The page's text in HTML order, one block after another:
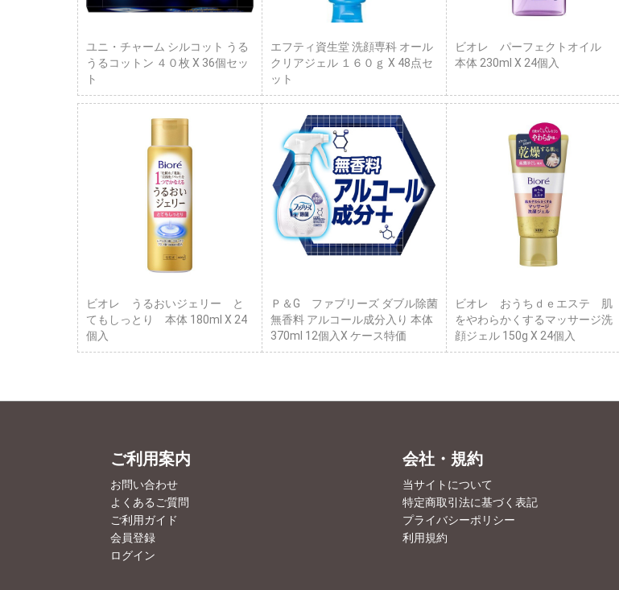
ユニ・チャーム シルコット うる
うるコットン ４０枚 X 36個セッ
ト
エフティ資生堂 洗顔専科 オール
クリアジェル １６０ｇ X 48点セ
ット
ビオレ パーフェクトオイル
本体 230ml X 24個入
ビオレ うるおいジェリー と
てもしっとり 本体 180ml X 24
個入
Ｐ＆G ファブリーズ ダブル除菌
無香料 アルコール成分入り 本体
370ml 12個入X ケース特価
ビオレ おうちｄｅエステ 肌
をやわらかくするマッサージ洗
顔ジェル 150g X 24個入
ご利用案内
お問い合わせ
よくあるご質問
ご利用ガイド
会員登録
ログイン
会社・規約
当サイトについて
特定商取引法に基づく表記
プライバシーポリシー
利用規約